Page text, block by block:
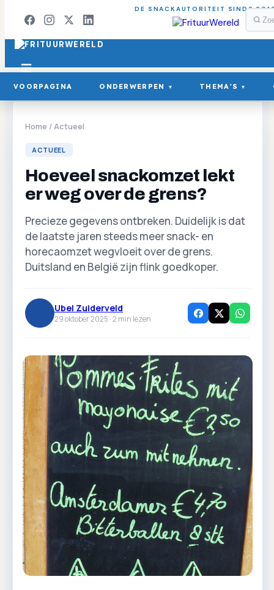
DE SNACKAUTORITEIT SINDS
VOORPAGINA ONDERWERPEN ▾ THEMA'S ▾
Home /Actueel
ACTUEEL
Hoeveel snackomzet lekt
er weg over de grens?
Precieze gegevens ontbreken. Duidelijk is dat
de laatste jaren steeds meer snack- en
horecaomzet wegvloeit over de grens.
Duitsland en België zijn flink goedkoper.
Ubel Zuiderveld
29 oktober 2025 ·2 min lezen